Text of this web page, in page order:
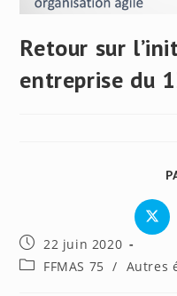
Retour sur
entreprise du
dans
autre
Publication
publiée :
22 juin 2020
PostFFMAS 75 / Autres